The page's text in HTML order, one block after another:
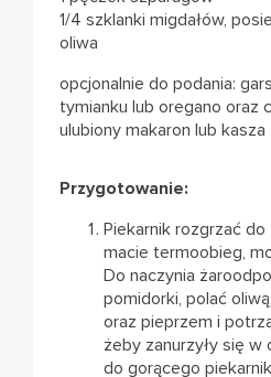
1/4 szklanki migdałów,
oliwa
opcjonalnie do podania:
tymianku lub oregano oraz
ulubiony makaron lub kasza
Przygotowanie:
Piekarnik rozgrzać
macie termoobieg,
Do naczynia
pomidorki, polać
oraz pieprzem i
żeby zanurzyły się w
do gorącego